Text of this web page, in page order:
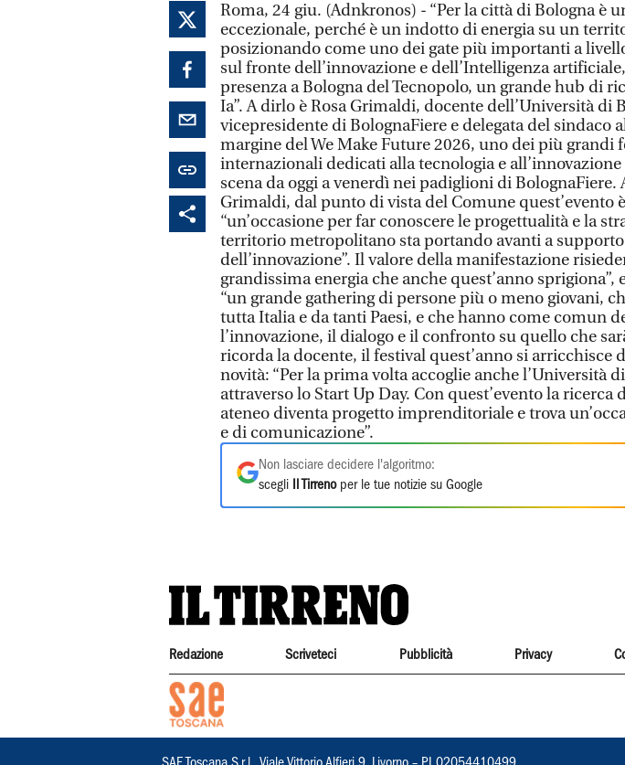
Roma, 24 giu. (Adnkronos) - “Per la città di Bologna è
eccezionale, perché è un indotto di energia su un
posizionando come uno dei gate più importanti a
sul fronte dell’innovazione e dell’Intelligenza
presenza a Bologna del Tecnopolo, un grande hub di
Ia”. A dirlo è Rosa Grimaldi, docente dell’Università di
vicepresidente di BolognaFiere e delegata del sindaco
margine del We Make Future 2026, uno dei più grandi
internazionali dedicati alla tecnologia e
scena da oggi a venerdì nei padiglioni di BolognaFiere.
Grimaldi, dal punto di vista del Comune quest’evento
“un’occasione per far conoscere le progettualità e la
territorio metropolitano sta portando avanti a supporto
dell’innovazione”. Il valore della manifestazione
grandissima energia che anche quest’anno sprigiona”,
“un grande gathering di persone più o meno giovani,
tutta Italia e da tanti Paesi, e che hanno come comun
l’innovazione, il dialogo e il confronto su quello che
ricorda la docente, il festival quest’anno si arricchisce
novità: “Per la prima volta accoglie anche l’Università
attraverso lo Start Up Day. Con quest’evento la ricerca
ateneo diventa progetto imprenditoriale e trova
e di comunicazione”.
Non lasciare decidere l'algoritmo:
scegli
Il Tirrenoper le tue notizie su Google
Redazione Scriveteci Pubblicità Privacy